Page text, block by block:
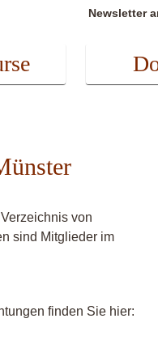
Newsletter
von
sind Mitglieder im
finden Sie hier: